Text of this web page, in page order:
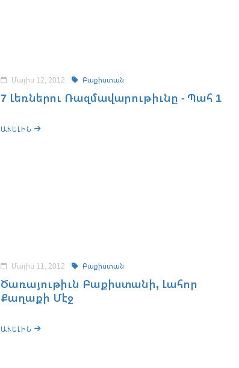
Մայիս 12, 2012 Բաքիստան
7 Լեռներու Ռազմավարութիւնը - Պահ 1
ԱՒԵԼԻՆ
Մայիս 11, 2012 Բաքիստան
Ծառայութիւն Բաքիստանի, Լահոր
Քաղաքի Մէջ
ԱՒԵԼԻՆ